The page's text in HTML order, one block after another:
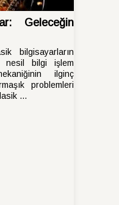
Geleceğin
bilgisayarların
nesil bilgi işlem
ilginç
problemleri
...